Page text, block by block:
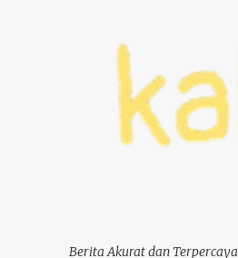
Berita Akurat dan Terpercaya